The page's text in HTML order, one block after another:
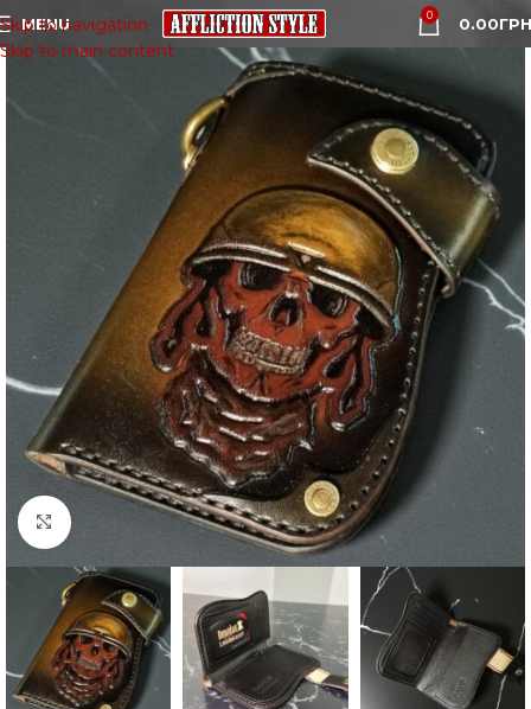
Skip to navigation
Skip to main content
MENU 0 0.00
Click to enlarge